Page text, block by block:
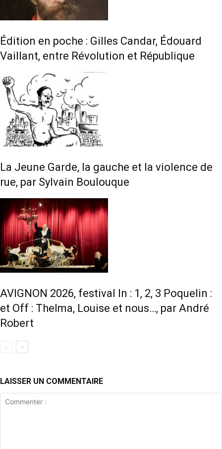
Édition en poche : Gilles Candar, Édouard
Vaillant, entre Révolution et République
La Jeune Garde, la gauche et la violence de
rue, par Sylvain Boulouque
AVIGNON 2026, festival In : 1, 2, 3 Poquelin :
et Off : Thelma, Louise et nous…, par André
Robert
LAISSER UN COMMENTAIRE